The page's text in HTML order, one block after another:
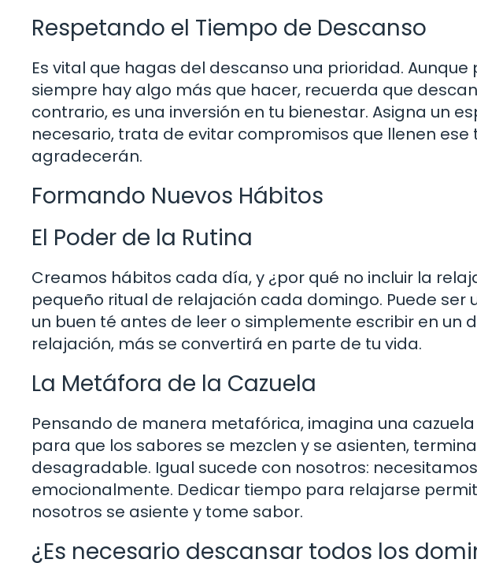
Respetando el Tiempo de Descanso
Es vital que hagas del descanso una prioridad.
siempre hay algo más que hacer, recuerda que
contrario, es una inversión en tu bienestar. Asigna un
necesario, trata de evitar compromisos que llenen ese
agradecerán.
Formando Nuevos Hábitos
El Poder de la Rutina
Creamos hábitos cada día, y ¿por qué no incluir la
pequeño ritual de relajación cada domingo. Puede
un buen té antes de leer o simplemente escribir en un
relajación, más se convertirá en parte de tu vida.
La Metáfora de la Cazuela
Pensando de manera metafórica, imagina una
para que los sabores se mezclen y se asienten,
desagradable. Igual sucede con nosotros:
emocionalmente. Dedicar tiempo para relajarse
nosotros se asiente y tome sabor.
¿Es necesario descansar todos los